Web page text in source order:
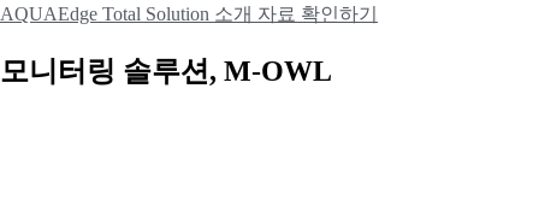
AQUAEdge Total Solution 소개 자료 확인하기
모니터링 솔루션, M-OWL